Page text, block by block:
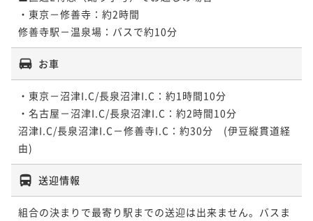
・東京－修善寺：約2時間
お車
・東京－沼津I.C/長泉沼津I.C：約1時間10分
・名古屋－沼津I.C/長泉沼津I.C：約2時間10分
沼津I.C/長泉沼津I.C－修善寺I.C：約30分　(伊豆縦貫道経
由)
送迎情報
組合の決まりで最寄り駅までの送迎は出来ません。バスま